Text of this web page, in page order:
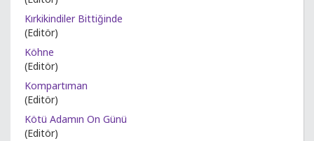
Kırkikindiler Bittiğinde
(Editör)
Köhne
(Editör)
Kompartıman
(Editör)
Kötü Adamın On Günü
(Editör)